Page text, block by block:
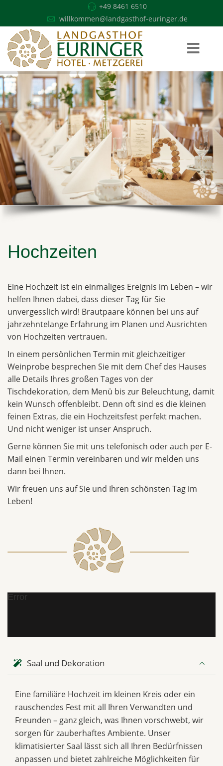
+49 8461 6510
willkommen@landgasthof-euringer.de
Hochzeiten
Eine Hochzeit ist ein einmaliges Ereignis im Leben – wir
helfen Ihnen dabei, dass dieser Tag für Sie
unvergesslich wird! Brautpaare können bei uns auf
jahrzehntelange Erfahrung im Planen und Ausrichten
von Hochzeiten vertrauen.
In einem persönlichen Termin mit gleichzeitiger
Weinprobe besprechen Sie mit dem Chef des Hauses
alle Details Ihres großen Tages von der
Tischdekoration, dem Menü bis zur Beleuchtung, damit
kein Wunsch offenbleibt. Denn oft sind es die kleinen
feinen Extras, die ein Hochzeitsfest perfekt machen.
Und nicht weniger ist unser Anspruch.
Gerne können Sie mit uns telefonisch oder auch per E-
Mail einen Termin vereinbaren und wir melden uns
dann bei Ihnen.
Wir freuen uns auf Sie und Ihren schönsten Tag im
Leben!
Error
Saal und Dekoration
Eine familiäre Hochzeit im kleinen Kreis oder ein
rauschendes Fest mit all Ihren Verwandten und
Freunden – ganz gleich, was Ihnen vorschwebt, wir
sorgen für zauberhaftes Ambiente. Unser
klimatisierter Saal lässt sich all Ihren Bedürfnissen
anpassen und bietet zahlreiche Möglichkeiten für